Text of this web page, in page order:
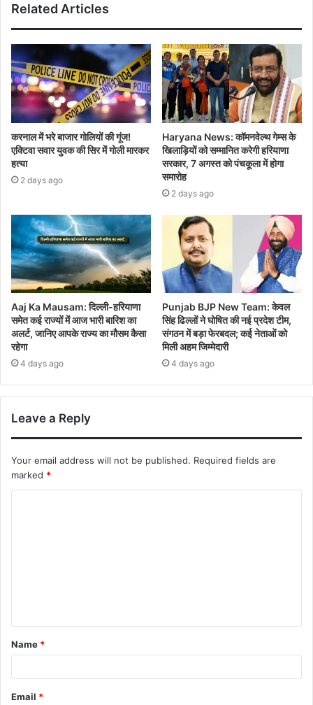
Related Articles
करनाल में भरे बाजार गोलियों की गूंज!
एक्टिवा सवार युवक की सिर में गोली मारकर
हत्या
2 days ago
Haryana News: कॉमनवेल्थ गेम्स के
खिलाड़ियों को सम्मानित करेगी हरियाणा
सरकार, 7 अगस्त को पंचकूला में होगा
समारोह
2 days ago
Aaj Ka Mausam: दिल्ली-हरियाणा
समेत कई राज्यों में आज भारी बारिश का
अलर्ट, जानिए आपके राज्य का मौसम कैसा
रहेगा
4 days ago
Punjab BJP New Team: केवल
सिंह ढिल्लों ने घोषित की नई प्रदेश टीम,
संगठन में बड़ा फेरबदल; कई नेताओं को
मिली अहम जिम्मेदारी
4 days ago
Leave a Reply
Your email address will not be published. Required fields are
marked *
Name *
Email *